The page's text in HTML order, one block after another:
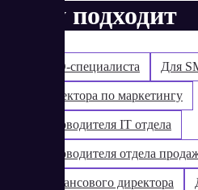
Кому подходит
Для SEO-специалиста Для
Для директора по маркетингу
Для руководителя IT отдела
Для руководителя отдела
Для финансового директора